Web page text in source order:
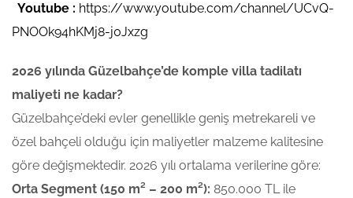
Youtube : https://www.youtube.com/channel/UCvQ-
PNOOk94hKMj8-j0Jxzg
2026 yılında Güzelbahçe’de komple villa tadilatı
maliyeti ne kadar?
Güzelbahçe’deki evler genellikle geniş metrekareli ve
özel bahçeli olduğu için maliyetler malzeme kalitesine
göre değişmektedir. 2026 yılı ortalama verilerine göre:
Orta Segment (150 m² – 200 m²): 850.000 TL ile